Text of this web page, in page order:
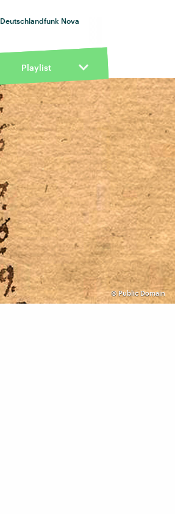
Deutschlandfunk Nova
Playlist
©Public Domain